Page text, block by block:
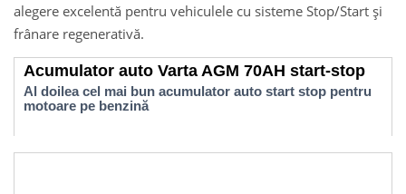
alegere excelentă pentru vehiculele cu sisteme Stop/Start și
frânare regenerativă.
Acumulator auto Varta AGM 70AH start-stop
Al doilea cel mai bun acumulator auto start stop pentru
motoare pe benzină